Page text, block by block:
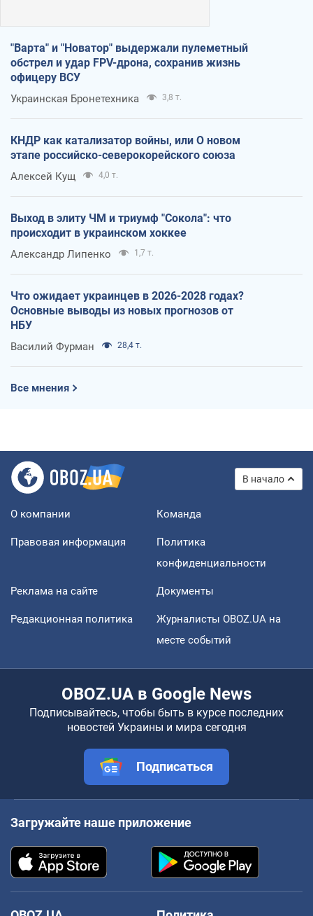
"Варта" и "Новатор" выдержали пулеметный
обстрел и удар FPV-дрона, сохранив жизнь
офицеру ВСУ
Украинская Бронетехника 3,8 т.
КНДР как катализатор войны, или О новом
этапе российско-северокорейского союза
Алексей Кущ 4,0 т.
Выход в элиту ЧМ и триумф "Сокола": что
происходит в украинском хоккее
Александр Липенко 1,7 т.
Что ожидает украинцев в 2026-2028 годах?
Основные выводы из новых прогнозов от
НБУ
Василий Фурман 28,4 т.
Все мнения
В начало
О компании Команда
Правовая информация
Политика
конфиденциальности
Реклама на сайте Документы
Редакционная политика
Журналисты OBOZ.UA на
месте событий
OBOZ.UA в Google News
Подписывайтесь, чтобы быть в курсе последних
новостей Украины и мира сегодня
Подписаться
Загружайте наше приложение